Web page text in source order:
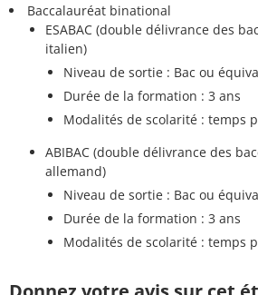
Baccalauréat binational
ESABAC (double délivrance des
italien)
Niveau de sortie : Bac ou
Durée de la formation : 3 ans
Modalités de scolarité : temps
ABIBAC (double délivrance des
allemand)
Niveau de sortie : Bac ou
Durée de la formation : 3 ans
Modalités de scolarité : temps